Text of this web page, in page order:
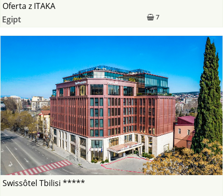
7
Oferta z ITAKA
Egipt
Swissôtel Tbilisi *****